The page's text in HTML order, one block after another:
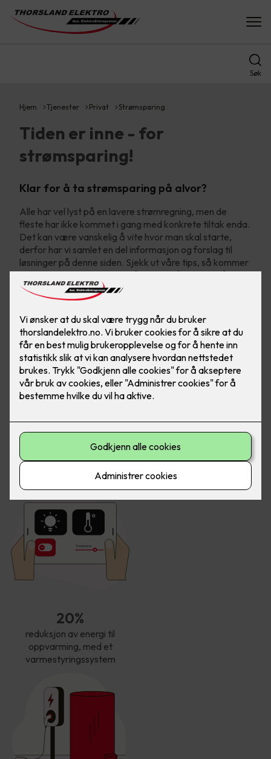
Søk
Hjem Tjenester Privat Strømsparing
Tiden er inne - for
strømsparing!
Klar for å ta strømsparing på alvor?
Alle har vel lyst på en lavere strømregning, men de
fleste har ikke kommet i gang med konkrete tiltak enda.
Det kan være vanskelig å vite hvor man skal starte,
derfor har vi samlet en del informasjon og forslag til
løsninger på denne siden. Sjekk ut våre tips, så kommer
du kanskje et godt stykke på vei med å begynne å
spare strøm!
Temperatur
20%
reduksjon av energi til
oppvarming, med et
varmestyringssystem